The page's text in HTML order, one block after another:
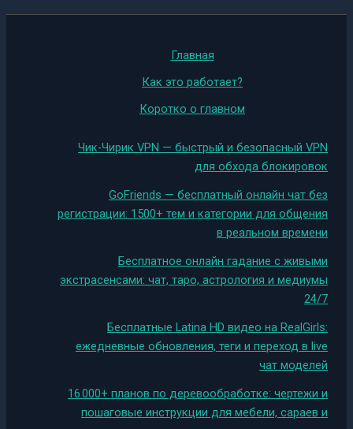
Главная
Как это работает?
Коротко о главном
Чик-Чирик VPN — быстрый и безопасный VPN
для обхода блокировок
GoFriends — бесплатный онлайн чат без
регистрации: 1500+ тем и категории для общения
в реальном времени
Бесплатное онлайн гадание с живыми
экстрасенсами: чат, таро, астрология и медиумы
24/7
Бесплатные Latina HD видео на RealGirls:
ежедневные обновления, теги и переход в live
чат моделей
16 000+ планов по деревообработке: чертежи и
пошаговые инструкции для мебели, сараев и